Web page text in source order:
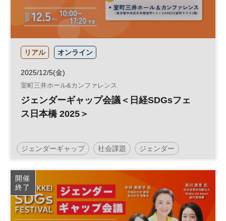
リアル オンライン
2025/12/5(金)
室町三井ホール&カンファレンス
ジェンダーギャップ会議＜日経SDGsフェ
ス日本橋 2025＞
ジェンダーギャップ 社会課題 ジェンダー
日経SDGsフェス 日経SDGsフォーラム SDGs
ダイバーシティ 参加無料
開催
終了